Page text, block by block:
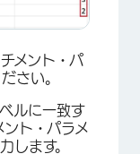
メント・パ
さい。
ルに一致す
ト・パラメ
します。